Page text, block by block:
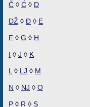
Č ◊ Ć ◊ D
DŽ ◊ Đ ◊ E
F ◊ G ◊ H
I ◊ J ◊ K
L ◊ LJ ◊ M
N ◊ NJ ◊ O
P ◊ R ◊ S